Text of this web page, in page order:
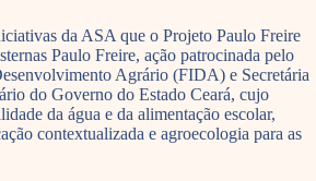
da ASA que o Projeto Paulo Freire
Paulo Freire, ação patrocinada pelo
Agrário (FIDA) e Secretária
do Governo do Estado Ceará, cujo
da água e da alimentação escolar,
contextualizada e agroecologia para as